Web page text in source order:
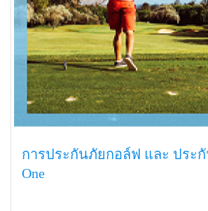
การประกันภัยกอล์ฟ และ ประกั
One